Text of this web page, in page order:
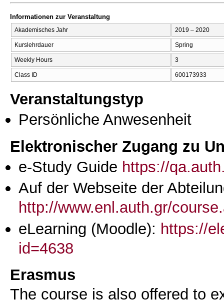
Informationen zur Veranstaltung
Akademisches Jahr 2019 – 2020
Kurslehrdauer Spring
Weekly Hours 3
Class ID 600173933
Veranstaltungstyp
Persönliche Anwesenheit
Elektronischer Zugang zu
e-Study Guide https://
Auf der Webseite der
http://www.enl.auth.gr/
eLearning (Moodle): https://
id=4638
Erasmus
The course is also offered to